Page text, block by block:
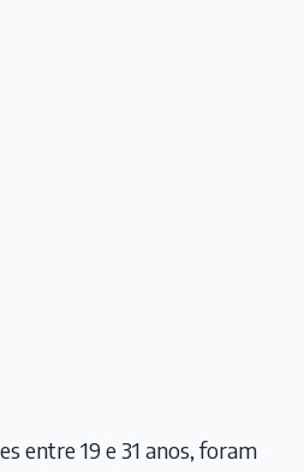
entre 19 e 31 anos, foram